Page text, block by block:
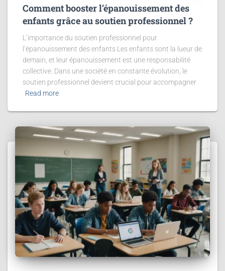
Comment booster l’épanouissement des
enfants grâce au soutien professionnel ?
L’importance du soutien professionnel pour
l’épanouissement des enfants Les enfants sont la lueur de
demain, et leur épanouissement est une responsabilité
collective. Dans une société en constante évolution, le
soutien professionnel devient crucial pour accompagner
Read more